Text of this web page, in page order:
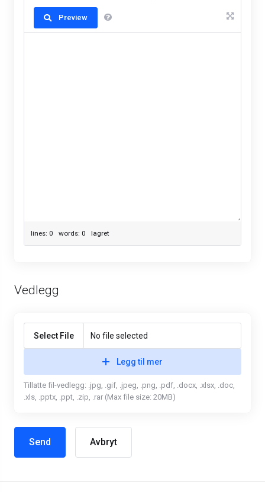
Preview
lines: 0 words: 0 lagret
Vedlegg
Select File No file selected
Legg til mer
Tillatte fil-vedlegg: .jpg, .gif, .jpeg, .png, .pdf, .docx, .xlsx, .doc,
.xls, .pptx, .ppt, .zip, .rar (Max file size: 20MB)
Avbryt